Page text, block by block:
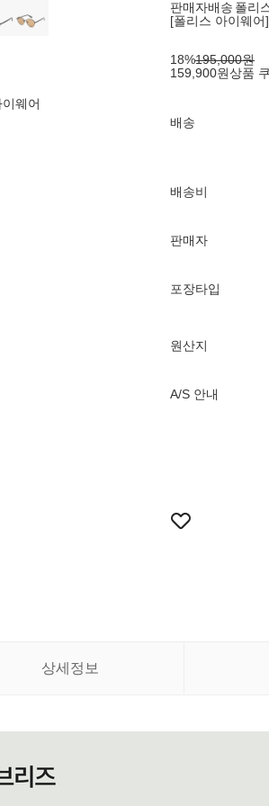
웨어
판매자배송 폴리
[폴리스 아이웨
18%195,000원
159,900원상품
배송
배송비
판매자
포장타입
원산지
A/S 안내
상세정보